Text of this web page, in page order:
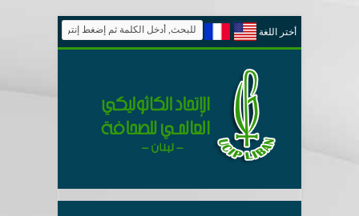
أختر اللغة